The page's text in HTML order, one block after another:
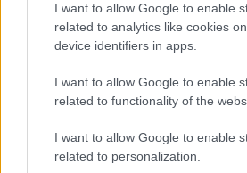
I want to allow Google to enable
related to analytics like cookies
device identifiers in apps.
I want to allow Google to enable
related to functionality of the
I want to allow Google to enable
related to personalization.